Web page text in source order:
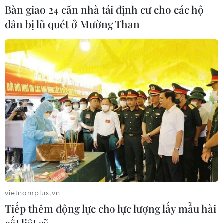
THỦY
Sở hữu trí tuệ
Quy định sử dụng
RSS
Hỗ trợ
Ngôn ngữ
TTXVN
Dịch vụ tin
Quảng cáo
Liên hệ
Giấy phép số: 1374/GP-BTTTT do Bộ Thông tin và Truyền thông
cấp ngày 11/9/2008.
Quảng cáo: Phó TBT Nguyễn Thị Tám: 093.5958688, Email:
tamvna@gmail.com
Điện thoại: (024) 39411349 - (024) 39411348, Fax: (024)
Bàn giao 24 căn nhà tái định cư cho các hộ
dân bị lũ quét ở Mường Than
vietnamplus.vn
Tiếp thêm động lực cho lực lượng lấy mẫu hài